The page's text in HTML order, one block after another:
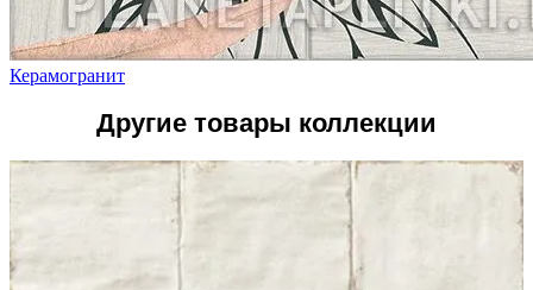
Керамогранит
Другие товары коллекции